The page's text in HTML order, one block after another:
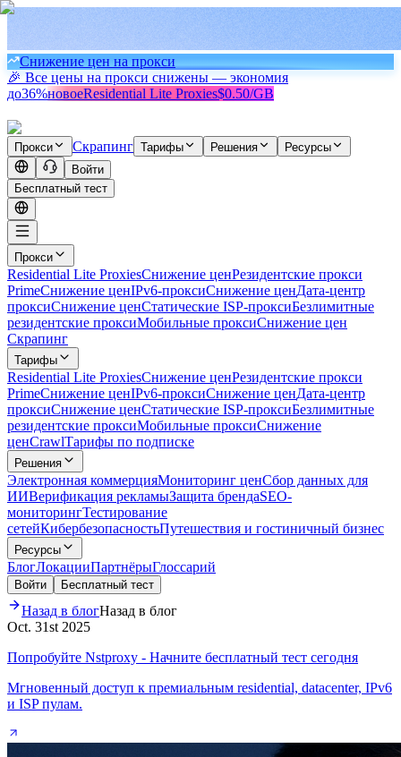
Снижение цен на прокси
🎉 Все цены на прокси снижены — экономия
до36%новоеResidential Lite Proxies$0.50/GB
Прокси Скрапинг Тарифы Решения
Ресурсы
Войти
Бесплатный тест
Прокси
Residential Lite ProxiesСнижение ценРезидентские прокси
PrimeСнижение ценIPv6-проксиСнижение ценДата-центр
проксиСнижение ценСтатические ISP-проксиБезлимитные
резидентские проксиМобильные проксиСнижение цен
Скрапинг
Тарифы
Residential Lite ProxiesСнижение ценРезидентские прокси
PrimeСнижение ценIPv6-проксиСнижение ценДата-центр
проксиСнижение ценСтатические ISP-проксиБезлимитные
резидентские проксиМобильные проксиСнижение
ценCrawlТарифы по подписке
Решения
Электронная коммерцияМониторинг ценСбор данных для
ИИВерификация рекламыЗащита брендаSEO-
мониторингТестирование
сетейКибербезопасностьПутешествия и гостиничный бизнес
Ресурсы
БлогЛокацииПартнёрыГлоссарий
Войти Бесплатный тест
Назад в блогНазад в блог
Oct. 31st 2025
Попробуйте Nstproxy - Начните бесплатный тест сегодня
Мгновенный доступ к премиальным residential, datacenter, IPv6
и ISP пулам.